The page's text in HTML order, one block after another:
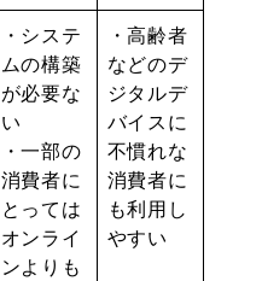
・システ
ムの構築
が必要な
い
・一部の
消費者に
とっては
オンライ
ンよりも
・高齢者
などのデ
ジタルデ
バイスに
不慣れな
消費者に
も利用し
やすい